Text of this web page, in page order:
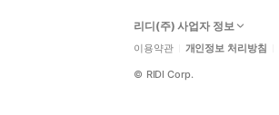
리디(주) 사업자 정보
이용약관 개인정보 처리방침
© RIDI Corp.